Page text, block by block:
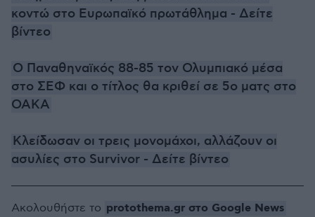
κοντώ στο Ευρωπαϊκό πρωτάθλημα - Δείτε
βίντεο
Ο Παναθηναϊκός 88-85 τον Ολυμπιακό μέσα
στο ΣΕΦ και ο τίτλος θα κριθεί σε 5ο ματς στο
ΟΑΚΑ
Κλείδωσαν οι τρεις μονομάχοι, αλλάζουν οι
ασυλίες στο Survivor - Δείτε βίντεο
Ακολουθήστε το protothema.gr στο Google News